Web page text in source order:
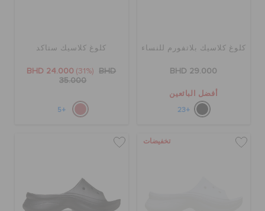
كلوغ كلاسيك بلاتفورم للنساء
BHD 29.000
أفضل البائعين
+23
كلوغ كلاسيك ستاكد
BHD 24.000 (31%)
BHD
35.000
+5
تخفيضات